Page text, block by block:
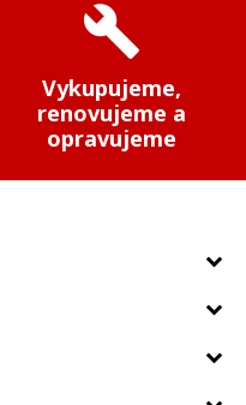
build
Vykupujeme,
renovujeme a
opravujeme